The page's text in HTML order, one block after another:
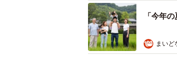
「今年
まいど